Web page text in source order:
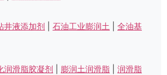
井液添加剂 石油工业膨润土
全油基
润滑脂胶凝剂 膨润土润滑脂
润滑脂